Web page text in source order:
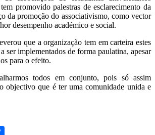
promovido palestras de esclarecimento da
da promoção do associativismo, como vector
desempenho académico e social.
que a organização tem em carteira estes
ser implementados de forma paulatina, apesar
para o efeito.
todos em conjunto, pois só assim
objectivo que é ter uma comunidade unida e